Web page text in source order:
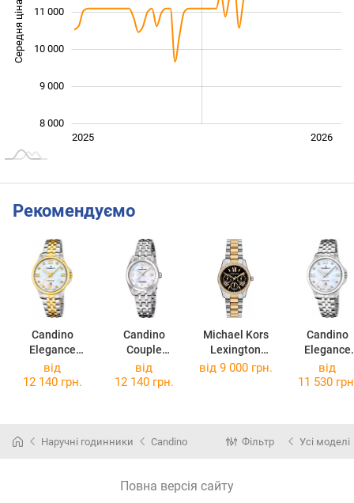
Середня ціна
8 000
9 000
10 000
11 000
L
Січ. 2025
Лип.
2027 2026
2025
Рекомендуємо
Candino
Elegance
C4767/1
Candino
Couple
C4703/D
Michael Kors
Lexington
MK4925
Candino
Elegance
C4766/1
від
12 140 грн.
від
12 140 грн.
від 9 000 грн.
від
11 530
Наручні годинники Candino Фільтр Усі моделі
Повна версія сайту